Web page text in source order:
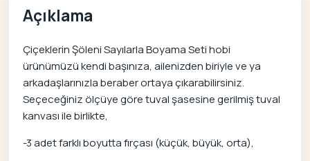
Açıklama
Çiçeklerin Şöleni Sayılarla Boyama Seti hobi
ürünümüzü kendi başınıza, ailenizden biriyle ve ya
arkadaşlarınızla beraber ortaya çıkarabilirsiniz.
Seçeceğiniz ölçüye göre tuval şasesine gerilmiş tuval
kanvası ile birlikte,
-3 adet farklı boyutta fırçası (küçük, büyük, orta),